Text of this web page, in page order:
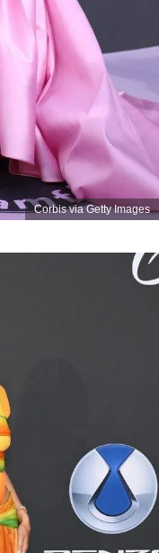
Corbis via Getty Images